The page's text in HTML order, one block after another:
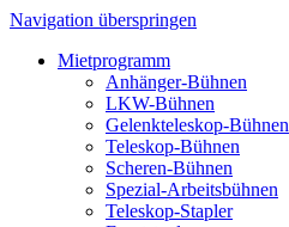
Navigation überspringen
Mietprogramm
Anhänger-Bühnen
LKW-Bühnen
Gelenkteleskop-Bühnen
Teleskop-Bühnen
Scheren-Bühnen
Spezial-Arbeitsbühnen
Teleskop-Stapler